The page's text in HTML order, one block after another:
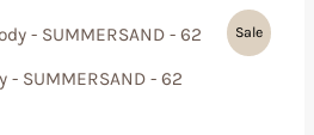
SUMMERSAND - 62
Sale